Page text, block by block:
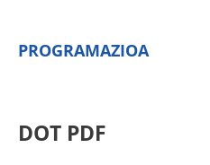
PROGRAMAZIOA
DOT PDF